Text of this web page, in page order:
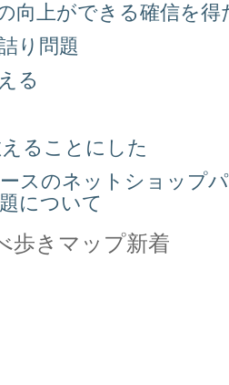
向上ができる確信を得
り問題
る
ることにした
スのネットショップ
について
歩きマップ新着